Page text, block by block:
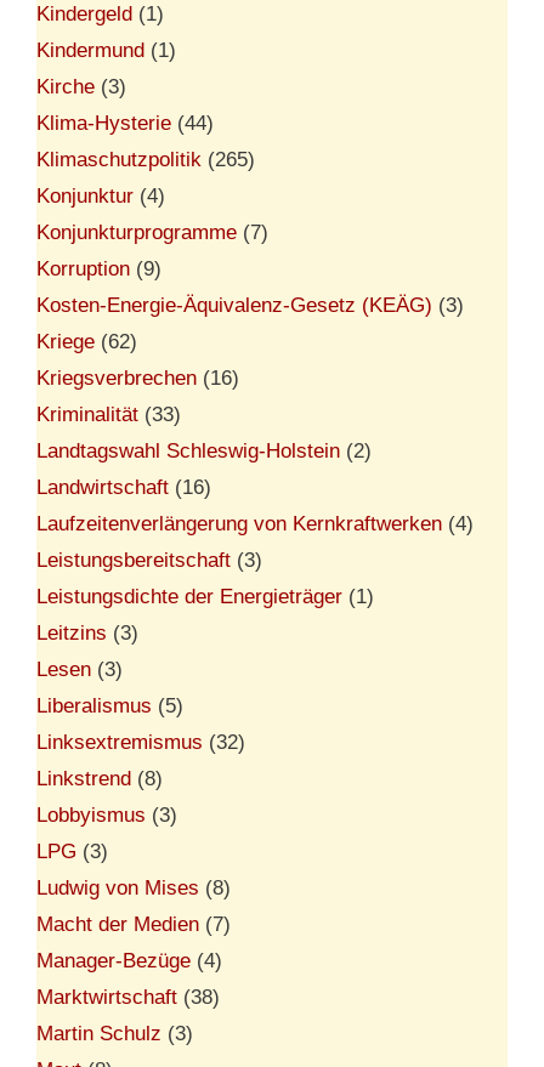
Kindergeld (1)
Kindermund (1)
Kirche (3)
Klima-Hysterie (44)
Klimaschutzpolitik (265)
Konjunktur (4)
Konjunkturprogramme (7)
Korruption (9)
Kosten-Energie-Äquivalenz-Gesetz (KEÄG) (3)
Kriege (62)
Kriegsverbrechen (16)
Kriminalität (33)
Landtagswahl Schleswig-Holstein (2)
Landwirtschaft (16)
Laufzeitenverlängerung von Kernkraftwerken (4)
Leistungsbereitschaft (3)
Leistungsdichte der Energieträger (1)
Leitzins (3)
Lesen (3)
Liberalismus (5)
Linksextremismus (32)
Linkstrend (8)
Lobbyismus (3)
LPG (3)
Ludwig von Mises (8)
Macht der Medien (7)
Manager-Bezüge (4)
Marktwirtschaft (38)
Martin Schulz (3)